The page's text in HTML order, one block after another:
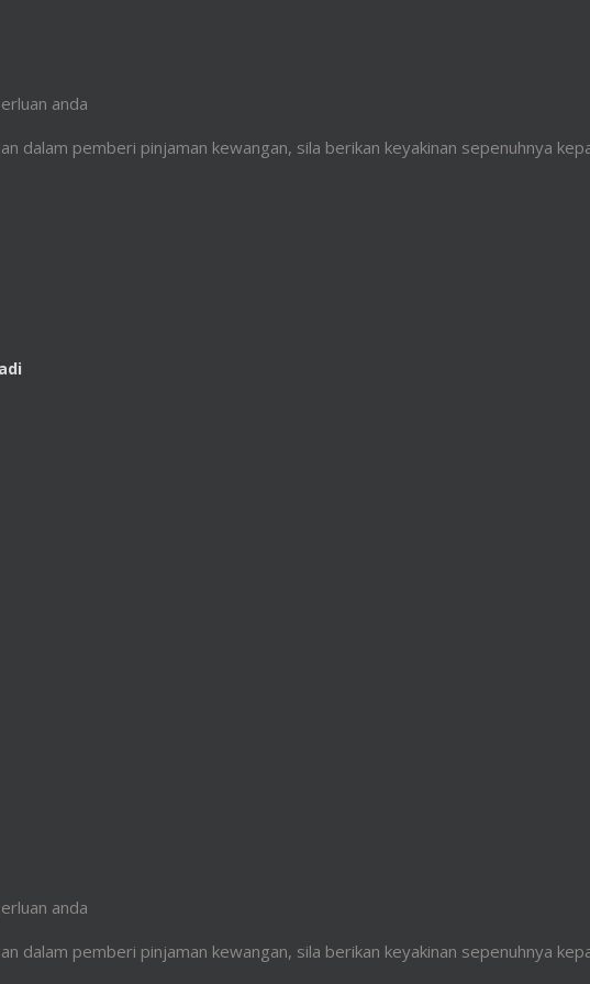
anda
dalam pemberi pinjaman kewangan, sila berikan keyakinan sepenuhnya
anda
dalam pemberi pinjaman kewangan, sila berikan keyakinan sepenuhnya